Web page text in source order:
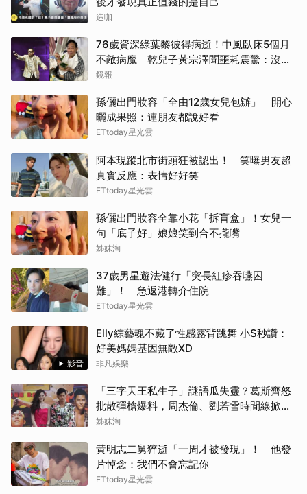
造咖
76歲資深綠葉黎彼得病逝！中風臥床5個月
不敵病魔 乾兒子黃宗澤聞噩耗震驚：沒通
知我
鏡報
孫儷出門妝容「全由12歲女兒包辦」 開心
曬成果照：連朋友都說好看
ETtoday星光雲
阿本現蹤北市街頭狂被認出！ 笑曝男友超
真實反應：表情好好笑
ETtoday星光雲
孫儷出門妝容全靠小花「拆盲盒」！女兒一
句「底子好」娘娘笑到合不攏嘴
姊妹淘
37歲男星遊法健行「突長紅疹吞嚥困
難」！ 急返港轉介住院
ETtoday星光雲
影音
Elly綜藝魂不藏了性感露背跳舞 小S秒讚：
好美媽媽基因無敵XD
非凡娛樂
「三字天王私生子」謎語瓜失靈？葛斯齊怒
批散彈槍爆料，周杰倫、劉若雪時間線掀熱
議
姊妹淘
黃明志二舅猝逝「一周才被發現」！ 他發
片悼念：我們不會忘記你
ETtoday星光雲